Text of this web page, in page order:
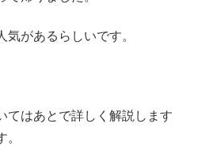
があるらしいです。
てはあとで詳しく解説します